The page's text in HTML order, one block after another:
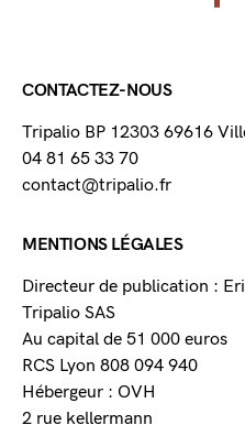
CONTACTEZ-NOUS
Tripalio BP 12303 69616
04 81 65 33 70
contact@tripalio.fr
MENTIONS LÉGALES
Directeur de publication :
Tripalio SAS
Au capital de 51 000 euros
RCS Lyon 808 094 940
Hébergeur : OVH
2 rue kellermann